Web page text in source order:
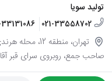
تولید سویا
021-33558702
33131086
تهران، منطقه
صاحب جمع، روبروی سرای قبر آقا،